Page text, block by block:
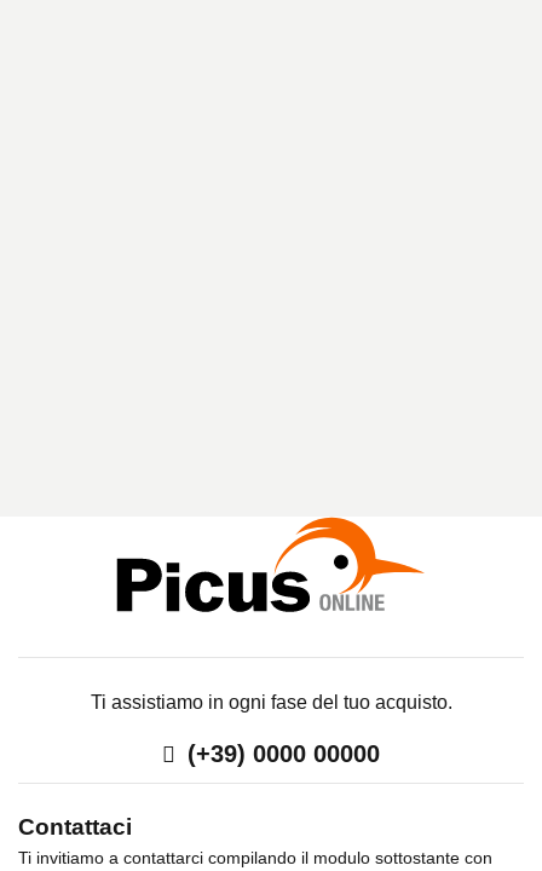
Ti assistiamo in ogni fase del tuo acquisto.
(+39) 0000 00000
Contattaci
Ti invitiamo a contattarci compilando il modulo sottostante con